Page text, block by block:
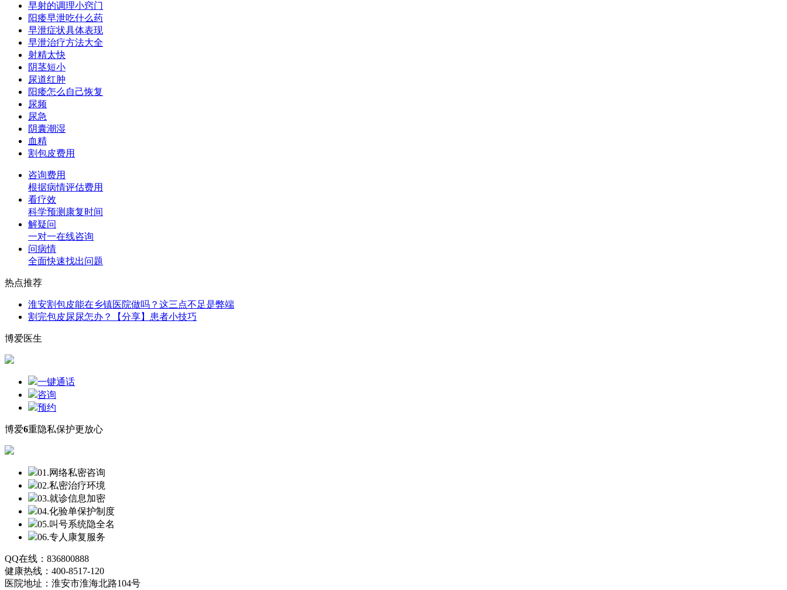
早射的调理小窍门
阳痿早泄吃什么药
早泄症状具体表现
早泄治疗方法大全
射精太快
阴茎短小
尿道红肿
阳痿怎么自己恢复
尿频
尿急
阴囊潮湿
血精
割包皮费用
咨询费用
根据病情评估费用
看疗效
科学预测康复时间
解疑问
一对一在线咨询
问病情
全面快速找出问题
热点推荐
淮安割包皮能在乡镇医院做吗？这三点不足是弊端
割完包皮尿尿怎办？【分享】患者小技巧
博爱医生
一键通话
咨询
预约
博爱6重隐私保护更放心
01.网络私密咨询
02.私密治疗环境
03.就诊信息加密
04.化验单保护制度
05.叫号系统隐全名
06.专人康复服务
QQ在线：836800888
健康热线：400-8517-120
医院地址：淮安市淮海北路104号